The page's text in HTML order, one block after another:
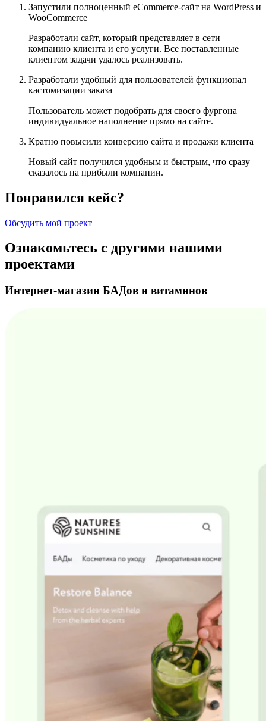
Запустили полноценный eCommerce-сайт на WordPress и
WooCommerce
Разработали сайт, который представляет в сети
компанию клиента и его услуги. Все поставленные
клиентом задачи удалось реализовать.
Разработали удобный для пользователей функционал
кастомизации заказа
Пользователь может подобрать для своего фургона
индивидуальное наполнение прямо на сайте.
Кратно повысили конверсию сайта и продажи клиента
Новый сайт получился удобным и быстрым, что сразу
сказалось на прибыли компании.
Понравился кейс?
Обсудить мой проект
Ознакомьтесь с другими нашими
проектами
Интернет-магазин БАДов и витаминов